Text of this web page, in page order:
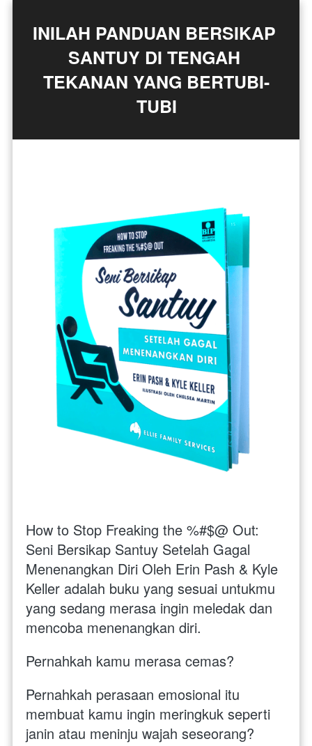
INILAH PANDUAN BERSIKAP
SANTUY DI TENGAH
TEKANAN YANG BERTUBI-
TUBI
How to Stop Freaking the %#$@ Out:
Seni Bersikap Santuy Setelah Gagal
Menenangkan Diri Oleh Erin Pash & Kyle
Keller adalah buku yang sesuai untukmu
yang sedang merasa ingin meledak dan
mencoba menenangkan diri.
Pernahkah kamu merasa cemas?
Pernahkah perasaan emosional itu
membuat kamu ingin meringkuk seperti
janin atau meninju wajah seseorang?